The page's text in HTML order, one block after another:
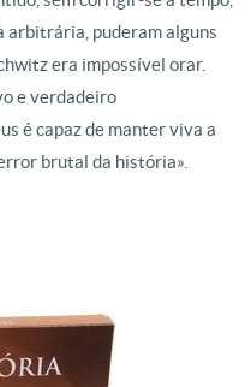
arbitrária, puderam alguns
era impossível orar.
e verdadeiro
é capaz de manter viva a
brutal da história».